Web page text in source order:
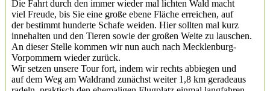
Die Fahrt durch den immer wieder mal lichten Wald macht
viel Freude, bis Sie eine große ebene Fläche erreichen, auf
der bestimmt hunderte Schafe weiden. Hier sollten mal kurz
innehalten und den Tieren sowie der großen Weite zu lauschen.
An dieser Stelle kommen wir nun auch nach Mecklenburg-
Vorpommern wieder zurück.
Wir setzen unsere Tour fort, indem wir rechts abbiegen und
auf dem Weg am Waldrand zunächst weiter 1,8 km geradeaus